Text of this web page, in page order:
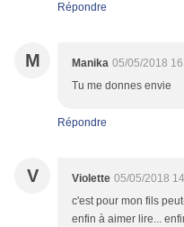
Répondre
M Manika 05/05/2018
Tu me donnes envie
Répondre
V Violette 05/05/2018
c'est pour mon fils
enfin à aimer lire...